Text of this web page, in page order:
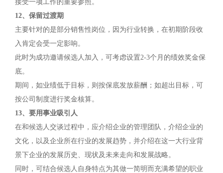
接受一项工作的重要参照。
12、保留过渡期
主要针对的是部分销售性岗位，因为行业转换，在初期阶段收
入肯定会受一定影响。
此时为成功邀请候选人加入，可考虑设置2-3个月的绩效奖金保
底。
期间，如业绩低于目标，则按保底发放薪酬；如超出目标，可
按公司制度进行奖金核算。
13、要用事业吸引人
在和候选人交谈过程中，应介绍企业的管理团队，介绍企业的
文化，以及企业所在行业的发展趋势，并介绍在这一大行业背
景下企业的发展历史、现状及未来走向和发展战略。
同时，可结合候选人自身特点为其做一简明而充满希望的职业